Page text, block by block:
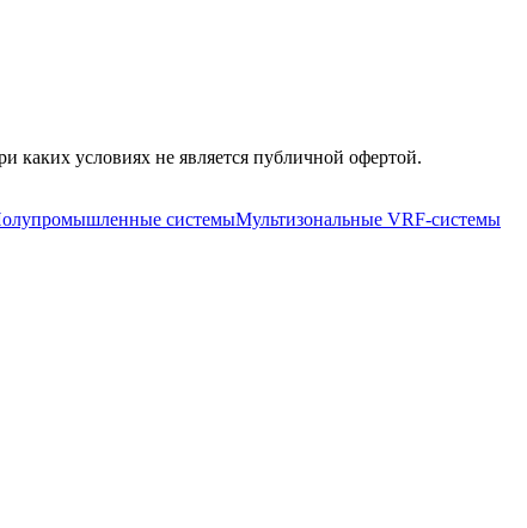
условиях не является публичной офертой.
системыМультизональные VRF-системы